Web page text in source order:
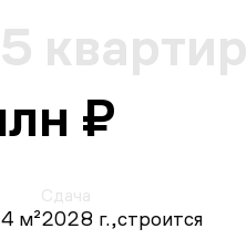
квартир
₽
м²
Сдача
2028 г.,строится